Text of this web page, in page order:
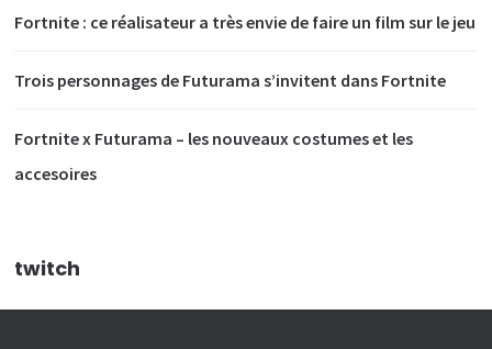
Fortnite : ce réalisateur a très envie de faire un film sur le jeu
Trois personnages de Futurama s’invitent dans Fortnite
Fortnite x Futurama – les nouveaux costumes et les
accesoires
twitch